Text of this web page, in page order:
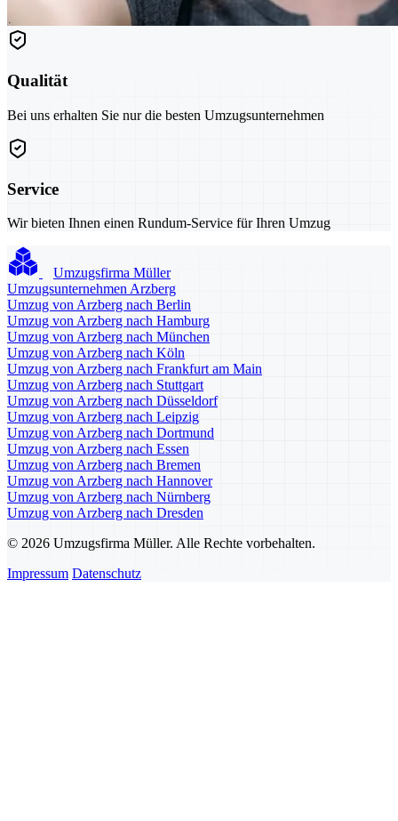
Qualität
Bei uns erhalten Sie nur die besten Umzugsunternehmen
Service
Wir bieten Ihnen einen Rundum-Service für Ihren Umzug
Umzugsfirma Müller
Umzugsunternehmen Arzberg
Umzug von Arzberg nach Berlin
Umzug von Arzberg nach Hamburg
Umzug von Arzberg nach München
Umzug von Arzberg nach Köln
Umzug von Arzberg nach Frankfurt am Main
Umzug von Arzberg nach Stuttgart
Umzug von Arzberg nach Düsseldorf
Umzug von Arzberg nach Leipzig
Umzug von Arzberg nach Dortmund
Umzug von Arzberg nach Essen
Umzug von Arzberg nach Bremen
Umzug von Arzberg nach Hannover
Umzug von Arzberg nach Nürnberg
Umzug von Arzberg nach Dresden
© 2026 Umzugsfirma Müller. Alle Rechte vorbehalten.
Impressum Datenschutz